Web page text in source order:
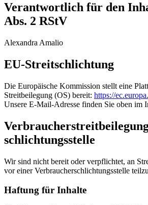
Verantwortlich für den
Abs. 2 RStV
Alexandra Amalio
EU-Streitschlichtung
Die Europäische Kommission stellt eine
Streitbeilegung (OS) bereit: https://
Unsere E-Mail-Adresse finden Sie oben im
schlichtungs­stelle
Wir sind nicht bereit oder verpflichtet, an
vor einer Verbraucherschlichtungsstelle
Haftung für Inhalte